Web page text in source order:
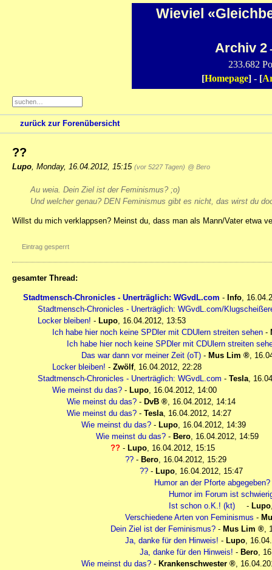
Wieviel
Archiv 2
233.682
[Homepage] - [
zurück zur Forenübersicht
??
Lupo Monday, 16.04.2012, 15:15 (vor 5227 Tagen) @ Bero
Au weia. Dein Ziel ist der Feminismus? ;o)
Und welcher genau? DEN Feminismus gibt es nicht, das wirst du
Willst du mich verklappsen? Meinst du, dass man als Mann/Vater etwa
Eintrag gesperrt
gesamter Thread:
Stadtmensch-Chronicles - Unerträglich: WGvdL.com - Info,
Stadtmensch-Chronicles - Unerträglich: WGvdL.com/
Locker bleiben! - Lupo, 16.04.2012, 13:53
Ich habe hier noch keine SPDler mit CDUlern streiten sehen -
Ich habe hier noch keine SPDler mit CDUlern streiten
Das war dann vor meiner Zeit (oT) - Mus Lim ,
Locker bleiben! - Zwölf, 16.04.2012, 22:28
Stadtmensch-Chronicles - Unerträglich: WGvdL.com - Tesla,
Wie meinst du das? - Lupo, 16.04.2012, 14:00
Wie meinst du das? - DvB , 16.04.2012, 14:14
Wie meinst du das? - Tesla, 16.04.2012, 14:27
Wie meinst du das? - Lupo, 16.04.2012, 14:39
Wie meinst du das? - Bero, 16.04.2012, 14:59
?? - Lupo, 16.04.2012, 15:15
?? - Bero, 16.04.2012, 15:29
?? - Lupo, 16.04.2012, 15:47
Humor an der Pforte abgegeben?
Humor im Forum ist
Ist schon o.K.! (kt)
- Lupo
Verschiedene Arten von Feminismus -
Dein Ziel ist der Feminismus? - Mus Lim ,
Ja, danke für den Hinweis! - Lupo,
Ja, danke für den Hinweis! - Bero,
Wie meinst du das? - Krankenschwester ,